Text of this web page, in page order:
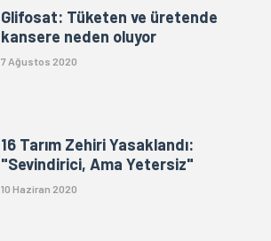
Glifosat: Tüketen ve üretende
kansere neden oluyor
7 Ağustos 2020
16 Tarım Zehiri Yasaklandı:
"Sevindirici, Ama Yetersiz"
10 Haziran 2020